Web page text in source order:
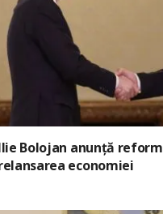
Bolojan anunță
economiei